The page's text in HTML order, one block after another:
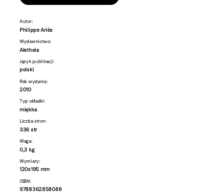
Autor:
Philippe Ariès
Wydawnictwo:
Aletheia
Język publikacji:
polski
Rok wydania:
2010
Typ okładki:
miękka
Liczba stron:
336 str
Waga:
0,3 kg
Wymiary:
120x195 mm
ISBN:
9788362858088